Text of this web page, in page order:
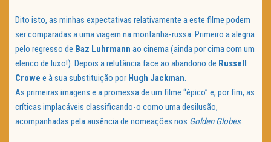
Dito isto, as minhas expectativas relativamente a este filme podem
ser comparadas a uma viagem na montanha-russa. Primeiro a alegria
pelo regresso de Baz Luhrmann ao cinema (ainda por cima com um
elenco de luxo!). Depois a relutância face ao abandono de Russell
Crowe e à sua substituição por Hugh Jackman.
As primeiras imagens e a promessa de um filme “épico” e, por fim, as
críticas implacáveis classificando-o como uma desilusão,
acompanhadas pela ausência de nomeações nos Golden Globes.